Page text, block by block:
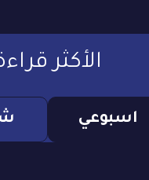
الأكثر
اسبوعي